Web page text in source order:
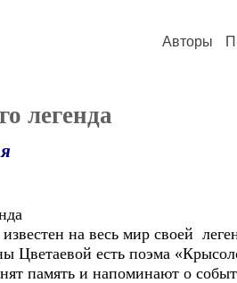
Авторы
легенда
на весь мир своей
есть поэма
память и напоминают о